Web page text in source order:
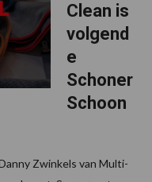
Clean is
volgend
e
Schoner
Schoon
Zwinkels van Multi-